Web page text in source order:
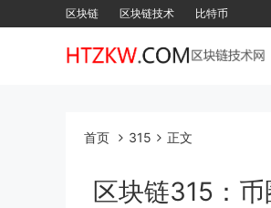
区块链 区块链技术 比特币
首页 315 正文
区块链315：